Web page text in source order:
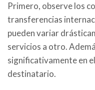
Primero, observe los
transferencias
pueden variar
servicios a otro.
significativamente en
destinatario.